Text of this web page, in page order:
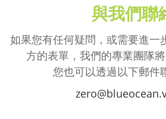
與我們聯
如果您有任何疑問，或需要進一
方的表單，我們的專業團隊
您也可以透過以下郵件